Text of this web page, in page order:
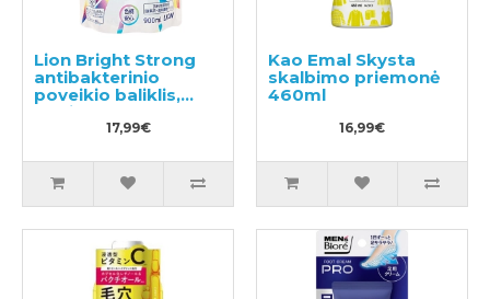
Lion Bright Strong
antibakterinio
poveikio baliklis,
papildymas 900ml
17,99€
Kao Emal Skysta
skalbimo priemonė
460ml
16,99€